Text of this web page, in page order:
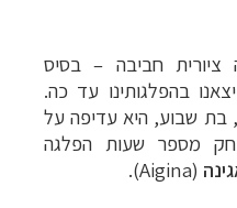
חביבה – בסיס
בהפלגותינו עד כה.
בת שבוע, היא עדיפה על
מספר שעות הפלגה
(
Aigina
).